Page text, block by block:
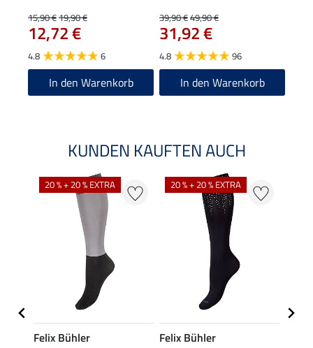
15,90 €19,90 €
12,72 €
4.8 6
In den Warenkorb
39,90 €49,90 €
31,92 €
4.8 96
In den Warenkorb
KUNDEN KAUFTEN AUCH
20 % + 20 % EXTRA
Felix Bühler
20 % + 20 % EXTRA
Felix Bühler